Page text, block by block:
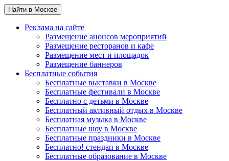
Найти в Москве
Реклама на сайте
Размещение анонсов мероприятий
Размещение ресторанов и кафе
Размещение мест и площадок
Размещение баннеров
Бесплатные события
Бесплатные выставки в Москве
Бесплатные фестивали в Москве
Бесплатно с детьми в Москве
Бесплатный активный отдых в Москве
Бесплатная музыка в Москве
Бесплатные шоу в Москве
Бесплатные праздники в Москве
Бесплатно! стендап в Москве
Бесплатные образование в Москве